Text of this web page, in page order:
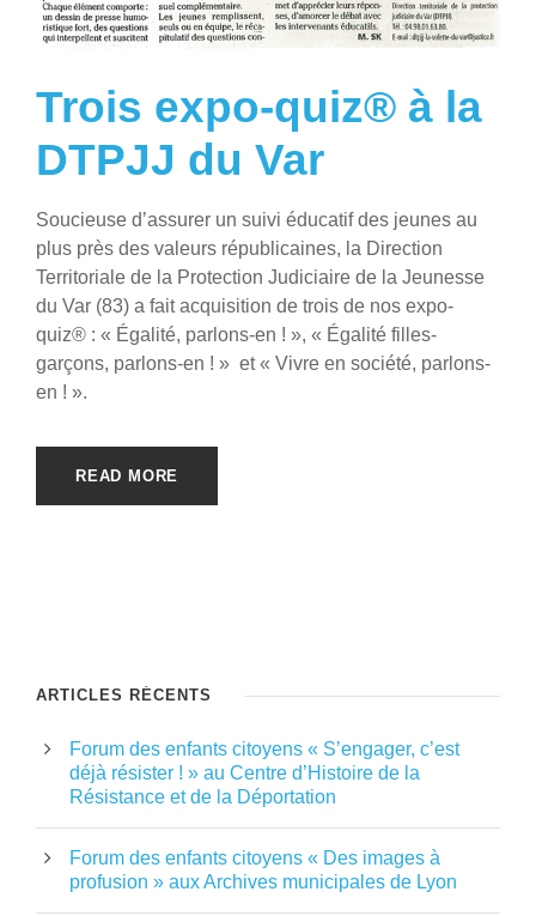
Trois expo-quiz® à la
DTPJJ du Var
Soucieuse d’assurer un suivi éducatif des jeunes au
plus près des valeurs républicaines, la Direction
Territoriale de la Protection Judiciaire de la Jeunesse
du Var (83) a fait acquisition de trois de nos expo-
quiz® : « Égalité, parlons-en ! », « Égalité filles-
garçons, parlons-en ! » et « Vivre en société, parlons-
en ! ».
READ MORE
ARTICLES RÉCENTS
Forum des enfants citoyens « S’engager, c’est
déjà résister ! » au Centre d’Histoire de la
Résistance et de la Déportation
Forum des enfants citoyens « Des images à
profusion » aux Archives municipales de Lyon